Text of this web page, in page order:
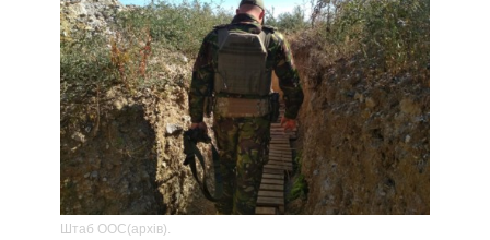
Штаб ООС(архів).